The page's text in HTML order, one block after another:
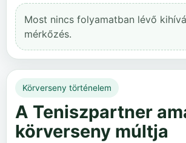
Most nincs folyamatban lévő
mérkőzés.
Körverseny történelem
A Teniszpartner
körverseny múltja